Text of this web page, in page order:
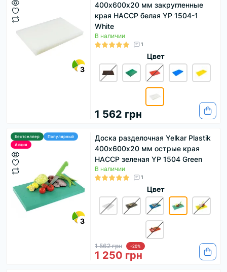
3
400х600х20 мм закругленные
края HACCP белая YP 1504-1
White
В наличии
1
Цвет
1 562 грн
Бестселлер
Популярный
Акция
3
Доска разделочная Yelkar Plastik
400х600х20 мм острые края
HACCP зеленая YP 1504 Green
В наличии
1
Цвет
1 562 грн -20%
1 250 грн